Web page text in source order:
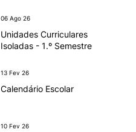
06 Ago 26
Unidades Curriculares
Isoladas - 1.º Semestre
13 Fev 26
Calendário Escolar
10 Fev 26